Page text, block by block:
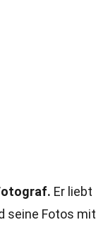
Er liebt
seine Fotos mit